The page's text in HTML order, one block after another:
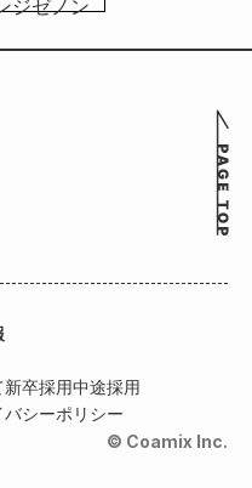
新卒採用中途採用
バシーポリシー
© Coamix Inc.